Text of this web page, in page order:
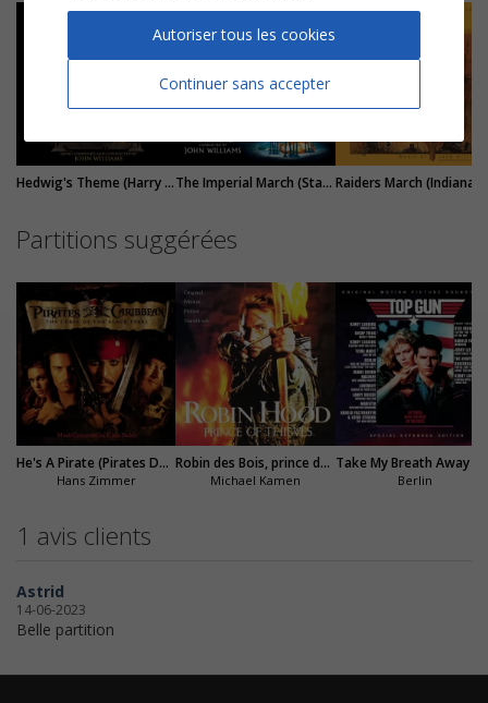
Hedwig's Theme (Harry Potter) The Imperial March (Star Wars)
Partitions suggérées
He's A Pirate (Pirates Des Caraïbes)
Hans Zimmer
Robin des Bois, prince des voleurs
Michael Kamen Berlin
1 avis clients
Astrid
14-06-2023
Belle partition
Continuer sans accepter
Autoriser tous les cookies